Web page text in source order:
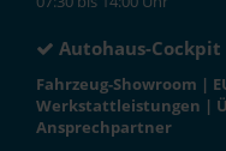
Autohaus-Cockpit
Fahrzeug-Showroom |
Werkstattleistungen |
Ansprechpartner